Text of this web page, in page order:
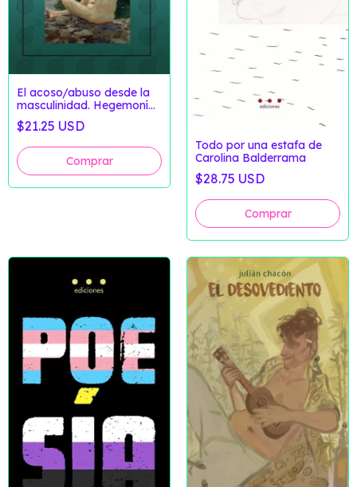
El acoso/abuso desde la
masculinidad. Hegemonía,
subordinación y
extirpación del sentir de
Israel Lucero Arndt
$21.25 USD
Todo por una estafa de
Carolina Balderrama
$28.75 USD